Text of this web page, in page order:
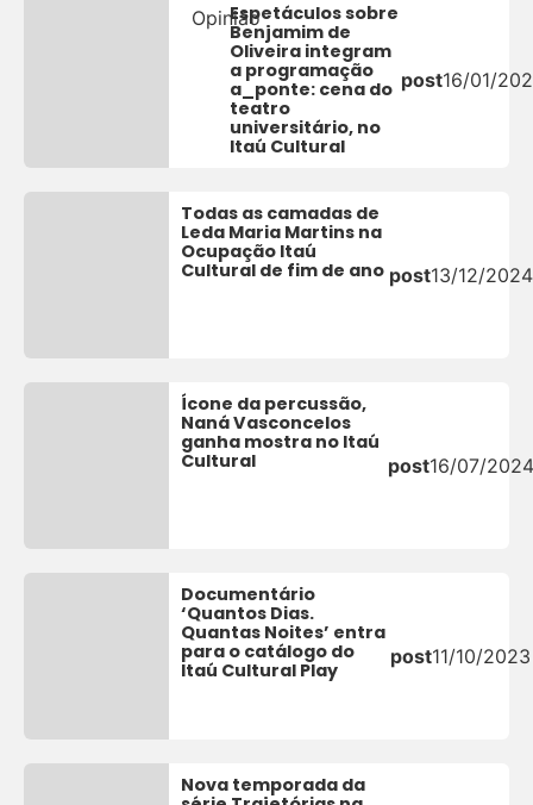
OpiniãoEspetáculos sobre
Benjamim de
Oliveira integram
a programação
a_ponte: cena do
teatro
universitário, no
Itaú Cultural
post16/01/
Todas as camadas de
Leda Maria Martins na
Ocupação Itaú
Cultural de fim de ano post13/12/2024
Ícone da percussão,
Naná Vasconcelos
ganha mostra no Itaú
Cultural
post16/07/2024
Documentário
‘Quantos Dias.
Quantas Noites’ entra
para o catálogo do
Itaú Cultural Play
post11/10/2023
Nova temporada da